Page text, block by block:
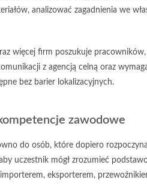
analizować zagadnienia we
więcej firm poszukuje
z agencją celną oraz
bez barier lokalizacyjnych.
zawodowe
do osób, które dopiero
uczestnik mógł zrozumieć
eksporterem,